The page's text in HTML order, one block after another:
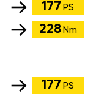
177 PS
228 Nm
177 PS